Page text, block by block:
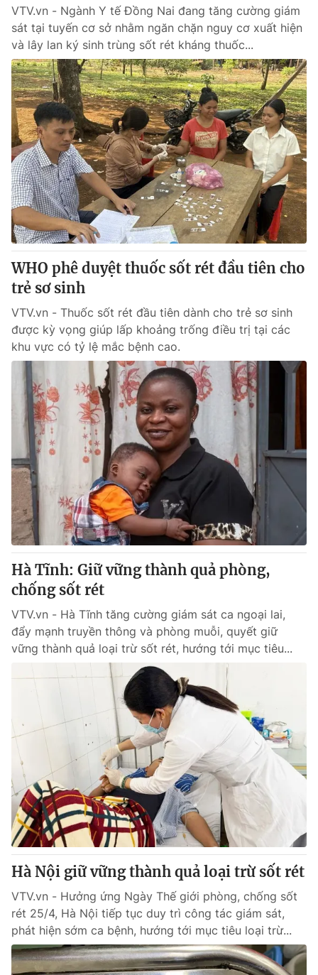
Hậu trường
Nhân vật
Khán giả
Giải sao mai
Giải trí
Điện ảnh
Âm nhạc
Sao
Đời sống
Du lịch
Làm đẹp
Chất lượng cuộc sống
Giáo dục
Tuyển sinh
Học trực tuyến
Công nghệ
Hitech Công nghệ tương lai
Sản phẩm
Thị trường
Tư vấn
Giao lưu trực tuyến
Lịch phát sóng
Chuyên mục khác
Emagazine
Photo Infographic
Video Shorts video
VTV Money VTV Thể thao
VTV Sức khoẻ Bất động sản
Thị trường 24h Tấm lòng Việt
VTV4 Vươn mình bằng AI
VTV9
Liên hệ tòa soạn English
Theo dõi báo trên
Cơ quan chủ quản:Đài Truyền hình Việt Nam
Cơ quan báo chí:Thời báo VTV
Giấy phép hoạt động báo in và báo điện tử số 483/GP-BTTTT
cấp ngày 29/12/2023
Tổng Biên tập:Vũ Thanh Thủy
Phó Tổng Biên tập:Nguyễn Thị Mỹ Hạnh, Phạm Quốc Thắng,
Nguyễn Trọng Ninh
Tổng đài VTV: 024.38 355 931 - 024.38 355 932
Ðiện thoại Thời báo VTV:024.66 897 897
Email:toasoan@vtv.vn
Liên hệ quảng cáo:024-7300.7108
VTV.vn - Ngành Y tế Đồng Nai đang tăng cường giám
sát tại tuyến cơ sở nhằm ngăn chặn nguy cơ xuất hiện
và lây lan ký sinh trùng sốt rét kháng thuốc...
WHO phê duyệt thuốc sốt rét đầu tiên cho
trẻ sơ sinh
VTV.vn - Thuốc sốt rét đầu tiên dành cho trẻ sơ sinh
được kỳ vọng giúp lấp khoảng trống điều trị tại các
khu vực có tỷ lệ mắc bệnh cao.
Hà Tĩnh: Giữ vững thành quả phòng,
chống sốt rét
VTV.vn - Hà Tĩnh tăng cường giám sát ca ngoại lai,
đẩy mạnh truyền thông và phòng muỗi, quyết giữ
vững thành quả loại trừ sốt rét, hướng tới mục tiêu...
Hà Nội giữ vững thành quả loại trừ sốt rét
VTV.vn - Hưởng ứng Ngày Thế giới phòng, chống sốt
rét 25/4, Hà Nội tiếp tục duy trì công tác giám sát,
phát hiện sớm ca bệnh, hướng tới mục tiêu loại trừ...